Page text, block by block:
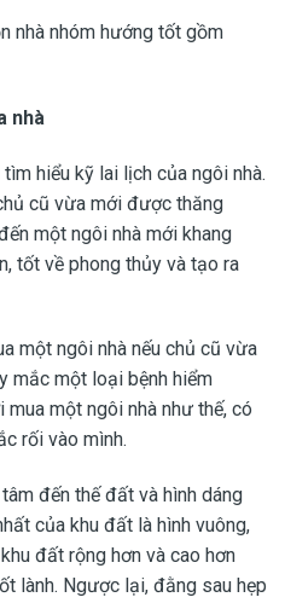
nhà nhóm hướng tốt gồm
nhà
hiểu kỹ lai lịch của ngôi nhà.
cũ vừa mới được thăng
một ngôi nhà mới khang
tốt về phong thủy và tạo ra
một ngôi nhà nếu chủ cũ vừa
mắc một loại bệnh hiểm
một ngôi nhà như thế, có
rối vào mình.
đến thế đất và hình dáng
của khu đất là hình vuông,
đất rộng hơn và cao hơn
lành. Ngược lại, đằng sau hẹp